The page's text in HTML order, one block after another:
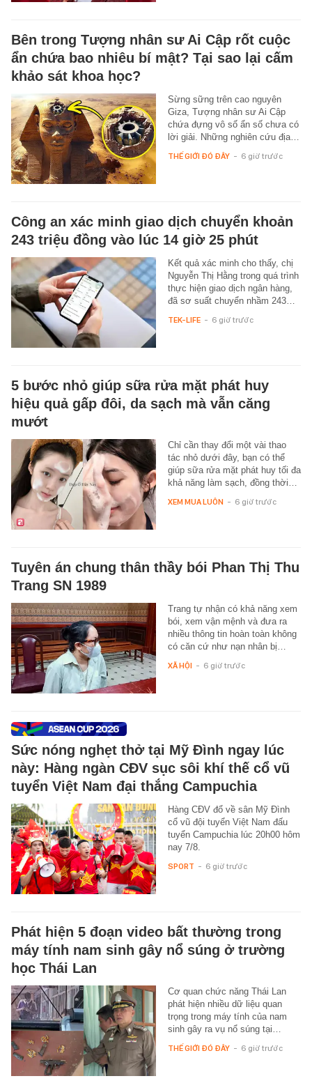
Bên trong Tượng nhân sư Ai Cập rốt cuộc
ẩn chứa bao nhiêu bí mật? Tại sao lại cấm
khảo sát khoa học?
Sừng sững trên cao nguyên
Giza, Tượng nhân sư Ai Cập
chứa đựng vô số ẩn số chưa có
lời giải. Những nghiên cứu địa…
THẾ GIỚI ĐÓ ĐÂY - 6 giờ trước
Công an xác minh giao dịch chuyển khoản
243 triệu đồng vào lúc 14 giờ 25 phút
Kết quả xác minh cho thấy, chị
Nguyễn Thị Hằng trong quá trình
thực hiện giao dịch ngân hàng,
đã sơ suất chuyển nhầm 243…
TEK-LIFE - 6 giờ trước
5 bước nhỏ giúp sữa rửa mặt phát huy
hiệu quả gấp đôi, da sạch mà vẫn căng
mướt
Chỉ cần thay đổi một vài thao
tác nhỏ dưới đây, bạn có thể
giúp sữa rửa mặt phát huy tối đa
khả năng làm sạch, đồng thời…
XEM MUA LUÔN - 6 giờ trước
Tuyên án chung thân thầy bói Phan Thị Thu
Trang SN 1989
Trang tự nhận có khả năng xem
bói, xem vận mệnh và đưa ra
nhiều thông tin hoàn toàn không
có căn cứ như nạn nhân bị…
XÃ HỘI - 6 giờ trước
Sức nóng nghẹt thở tại Mỹ Đình ngay lúc
này: Hàng ngàn CĐV sục sôi khí thế cổ vũ
tuyển Việt Nam đại thắng Campuchia
Hàng CĐV đổ về sân Mỹ Đình
cổ vũ đội tuyển Việt Nam đấu
tuyển Campuchia lúc 20h00 hôm
nay 7/8.
SPORT - 6 giờ trước
Phát hiện 5 đoạn video bất thường trong
máy tính nam sinh gây nổ súng ở trường
học Thái Lan
Cơ quan chức năng Thái Lan
phát hiện nhiều dữ liệu quan
trọng trong máy tính của nam
sinh gây ra vụ nổ súng tại…
THẾ GIỚI ĐÓ ĐÂY - 6 giờ trước